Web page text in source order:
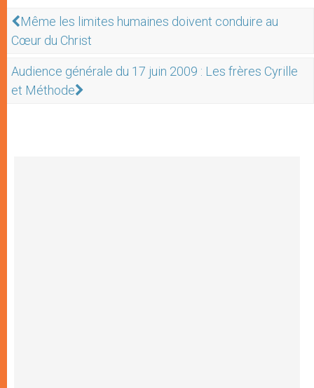
Même les limites humaines doivent conduire au
Cœur du Christ
Audience générale du 17 juin 2009 : Les frères Cyrille
et Méthode